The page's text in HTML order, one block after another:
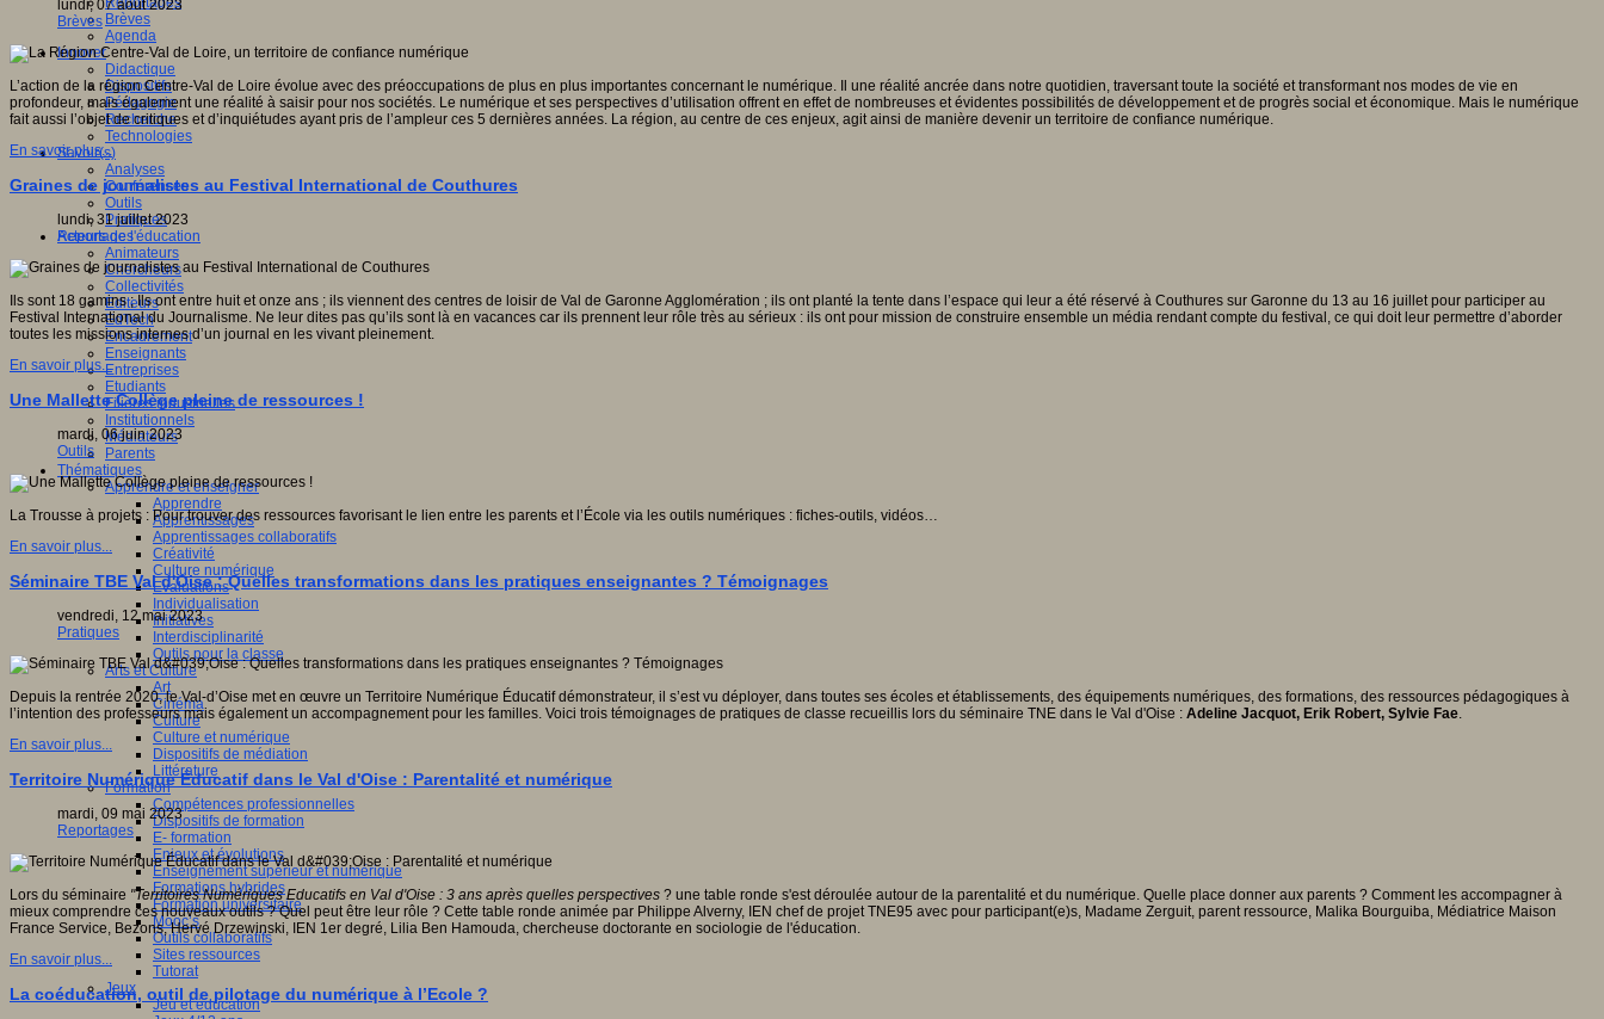
Brèves
Agenda
Innover
Didactique
Dispositifs
Pédagogie
Recherche
Technologies
Savoir(s)
Analyses
Conférences
Outils
Pratiques
Acteurs de l'éducation
Animateurs
Chercheurs
Collectivités
Editeurs
EdTech
Encadrement
Enseignants
Entreprises
Etudiants
Filières industrielles
Institutionnels
Médiateurs
Parents
Thématiques
Apprendre et enseigner
Apprendre
Apprentissages
Apprentissages collaboratifs
Créativité
Culture numérique
Evaluations
Individualisation
Initiatives
Interdisciplinarité
Outils pour la classe
Arts et Culture
Art
Cinéma
Culture
Culture et numérique
Dispositifs de médiation
Littérature
Formation
Compétences professionnelles
Dispositifs de formation
E- formation
Enjeux et évolutions
Enseignement supérieur et numérique
Formations hybrides
Formation universitaire
Mooc’s
Outils collaboratifs
Sites ressources
Tutorat
Jeux
Jeu et éducation
lundi, 07 août 2023
Brèves
L’action de la région Centre-Val de Loire évolue avec des préoccupations de plus en plus importantes concernant le numérique. Il une réalité ancrée dans notre quotidien, traversant toute la société et transformant nos modes de vie en
profondeur, mais également une réalité à saisir pour nos sociétés. Le numérique et ses perspectives d’utilisation offrent en effet de nombreuses et évidentes possibilités de développement et de progrès social et économique. Mais le numérique
fait aussi l’objet de critiques et d’inquiétudes ayant pris de l’ampleur ces 5 dernières années. La région, au centre de ces enjeux, agit ainsi de manière devenir un territoire de confiance numérique.
En savoir plus...
Graines de journalistes au Festival International de Couthures
lundi, 31 juillet 2023
Reportages
Ils sont 18 gamins ; Ils ont entre huit et onze ans ; ils viennent des centres de loisir de Val de Garonne Agglomération ; ils ont planté la tente dans l’espace qui leur a été réservé à Couthures sur Garonne du 13 au 16 juillet pour participer au
Festival International du Journalisme. Ne leur dites pas qu’ils sont là en vacances car ils prennent leur rôle très au sérieux : ils ont pour mission de construire ensemble un média rendant compte du festival, ce qui doit leur permettre d’aborder
toutes les missions internes d’un journal en les vivant pleinement.
En savoir plus...
Une Mallette Collège pleine de ressources !
mardi, 06 juin 2023
Outils
La Trousse à projets : Pour trouver des ressources favorisant le lien entre les parents et l’École via les outils numériques : fiches-outils, vidéos…
En savoir plus...
Séminaire TBE Val d'Oise : Quelles transformations dans les pratiques enseignantes ? Témoignages
vendredi, 12 mai 2023
Pratiques
Depuis la rentrée 2020, le Val-d’Oise met en œuvre un Territoire Numérique Éducatif démonstrateur, il s’est vu déployer, dans toutes ses écoles et établissements, des équipements numériques, des formations, des ressources pédagogiques à
l’intention des professeurs mais également un accompagnement pour les familles. Voici trois témoignages de pratiques de classe recueillis lors du séminaire TNE dans le Val d'Oise : Adeline Jacquot, Erik Robert, Sylvie Fae.
En savoir plus...
Territoire Numérique Éducatif dans le Val d'Oise : Parentalité et numérique
mardi, 09 mai 2023
Reportages
Lors du séminaire "Territoires Numériques Educatifs en Val d'Oise : 3 ans après quelles perspectives ? une table ronde s'est déroulée autour de la parentalité et du numérique. Quelle place donner aux parents ? Comment les accompagner à
mieux comprendre ces nouveaux outils ? Quel peut être leur rôle ? Cette table ronde animée par Philippe Alverny, IEN chef de projet TNE95 avec pour participant(e)s, Madame Zerguit, parent ressource, Malika Bourguiba, Médiatrice Maison
France Service, Bezons, Hervé Drzewinski, IEN 1er degré, Lilia Ben Hamouda, chercheuse doctorante en sociologie de l'éducation.
En savoir plus...
La coéducation, outil de pilotage du numérique à l’Ecole ?